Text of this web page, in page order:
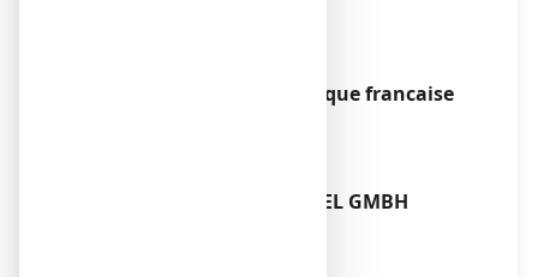
cooperation pharmaceutique francaise
URSAPhARM ARZNEIMITTEL GMBH